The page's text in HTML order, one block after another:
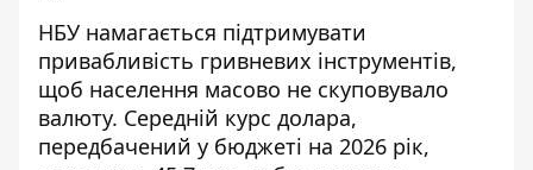
НБУ намагається підтримувати
привабливість гривневих інструментів,
щоб населення масово не скуповувало
валюту. Середній курс долара,
передбачений у бюджеті на 2026 рік,